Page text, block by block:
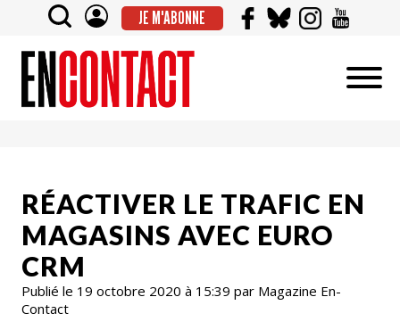
JE M'ABONNE
RÉACTIVER LE TRAFIC EN
MAGASINS AVEC EURO
CRM
Publié le 19 octobre 2020 à 15:39 par Magazine En-
Contact